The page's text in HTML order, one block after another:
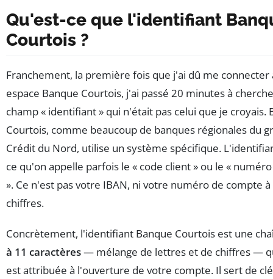
Qu'est-ce que l'identifiant
Courtois ?
Franchement, la première fois que j'ai dû me connecter
espace Banque Courtois, j'ai passé 20 minutes à
champ « identifiant » qui n'était pas celui que je croyais.
Courtois, comme beaucoup de banques régionales du
Crédit du Nord, utilise un système spécifique.
ce qu'on appelle parfois le « code client » ou le «
». Ce n'est pas votre IBAN, ni votre numéro de compte
chiffres.
Concrètement, l'identifiant Banque Courtois est une
à 11 caractères— mélange de lettres et de chiffres —
est attribuée à l'ouverture de votre compte. Il sert de clé